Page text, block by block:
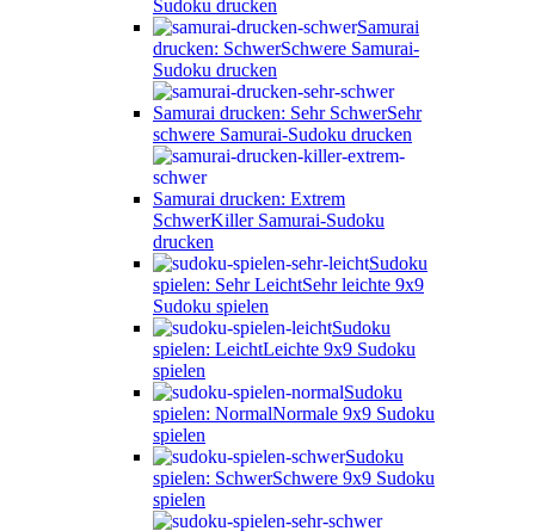
Sudoku drucken
Samurai
drucken: SchwerSchwere Samurai-
Sudoku drucken
Samurai drucken: Sehr SchwerSehr
schwere Samurai-Sudoku drucken
Samurai drucken: Extrem
SchwerKiller Samurai-Sudoku
drucken
Sudoku
spielen: Sehr LeichtSehr leichte 9x9
Sudoku spielen
Sudoku
spielen: LeichtLeichte 9x9 Sudoku
spielen
Sudoku
spielen: NormalNormale 9x9 Sudoku
spielen
Sudoku
spielen: SchwerSchwere 9x9 Sudoku
spielen